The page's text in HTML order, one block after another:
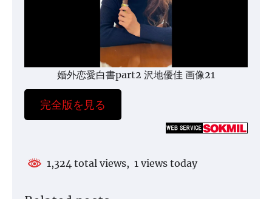
婚外恋愛白書part2 沢地優佳 画像21
完全版を見る
1,324 total views, 1 views today